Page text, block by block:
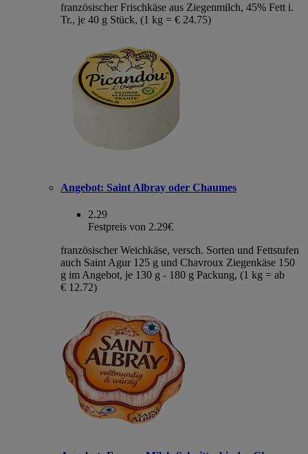
französischer Frischkäse aus Ziegenmilch, 45% Fett i.
Tr., je 40 g Stück, (1 kg = € 24.75)
Angebot: Saint Albray oder Chaumes
2.29
Festpreis von 2.29€
französischer Weichkäse, versch. Sorten und Fettstufen
auch Saint Agur 125 g und Chavroux Ziegenkäse 150
g im Angebot, je 130 g - 180 g Packung, (1 kg = ab
€ 12.72)